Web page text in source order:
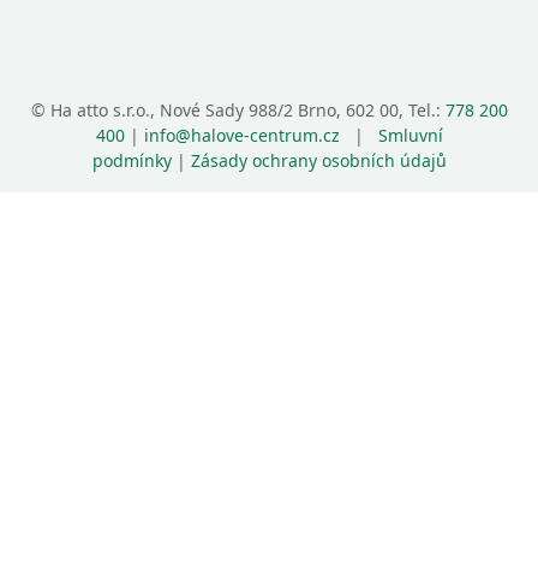
© Ha atto s.r.o., Nové Sady 988/2 Brno, 602 00, Tel.: 778 200
400| info@halove-centrum.cz | Smluvní
podmínky| Zásady ochrany osobních údajů